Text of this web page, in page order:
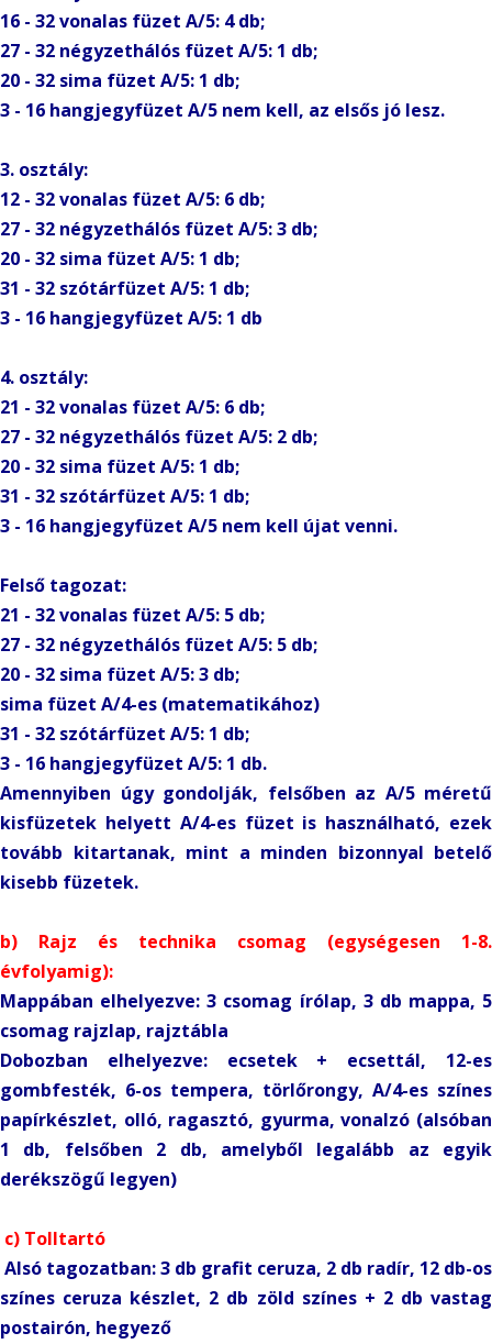
16 - 32 vonalas füzet A/5: 4 db;
27 - 32 négyzethálós füzet A/5: 1 db;
20 - 32 sima füzet A/5: 1 db;
3 - 16 hangjegyfüzet A/5 nem kell, az elsős jó lesz.
3. osztály:
12 - 32 vonalas füzet A/5: 6 db;
27 - 32 négyzethálós füzet A/5: 3 db;
20 - 32 sima füzet A/5: 1 db;
31 - 32 szótárfüzet A/5: 1 db;
3 - 16 hangjegyfüzet A/5: 1 db
4. osztály:
21 - 32 vonalas füzet A/5: 6 db;
27 - 32 négyzethálós füzet A/5: 2 db;
20 - 32 sima füzet A/5: 1 db;
31 - 32 szótárfüzet A/5: 1 db;
3 - 16 hangjegyfüzet A/5 nem kell újat venni.
Felső tagozat:
21 - 32 vonalas füzet A/5: 5 db;
27 - 32 négyzethálós füzet A/5: 5 db;
20 - 32 sima füzet A/5: 3 db;
sima füzet A/4-es (matematikához)
31 - 32 szótárfüzet A/5: 1 db;
3 - 16 hangjegyfüzet A/5: 1 db.
Amennyiben úgy gondolják, felsőben az A/5 méretű
kisfüzetek helyett A/4-es füzet is használható, ezek
tovább kitartanak, mint a minden bizonnyal betelő
kisebb füzetek.
b) Rajz és technika csomag (egységesen 1-8.
évfolyamig):
Mappában elhelyezve: 3 csomag írólap, 3 db mappa, 5
csomag rajzlap, rajztábla
Dobozban elhelyezve: ecsetek + ecsettál, 12-es
gombfesték, 6-os tempera, törlőrongy, A/4-es színes
papírkészlet, olló, ragasztó, gyurma, vonalzó (alsóban
1 db, felsőben 2 db, amelyből legalább az egyik
derékszögű legyen)
c) Tolltartó
Alsó tagozatban: 3 db grafit ceruza, 2 db radír, 12 db-os
színes ceruza készlet, 2 db zöld színes + 2 db vastag
postairón, hegyező